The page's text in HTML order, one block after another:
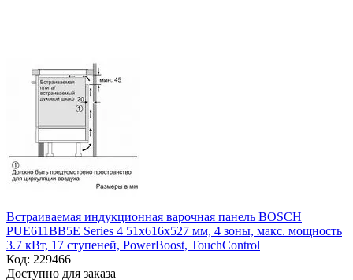
Встраиваемая индукционная варочная панель BOSCH
PUE611BB5E Series 4 51x616x527 мм, 4 зоны, макс. мощность
3.7 кВт, 17 ступеней, PowerBoost, TouchControl
Код: 229466
Доступно для заказа